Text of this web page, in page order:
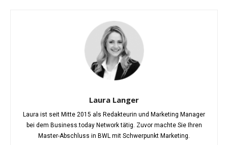
Laura Langer
Laura ist seit Mitte 2015 als Redakteurin und Marketing Manager
bei dem Business.today Network tätig. Zuvor machte Sie Ihren
Master-Abschluss in BWL mit Schwerpunkt Marketing.